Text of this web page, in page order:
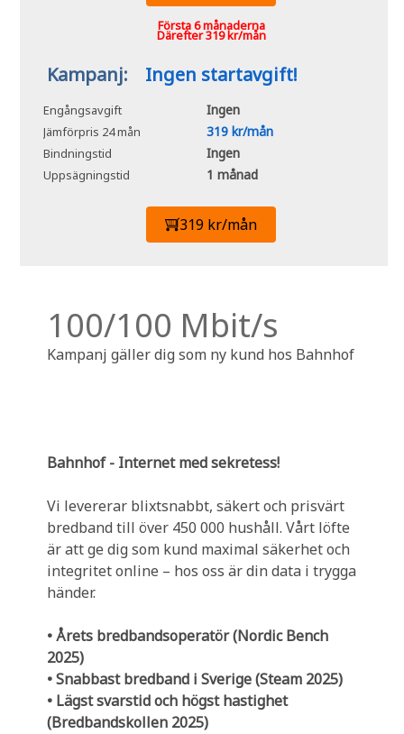
Första 6 månaderna
Därefter 319 kr/mån
Kampanj: Ingen startavgift!
Engångsavgift Ingen
Jämförpris 24 mån 319 kr/mån
Bindningstid Ingen
Uppsägningstid 1 månad
319 kr/mån
100/100 Mbit/s
Kampanj gäller dig som ny kund hos Bahnhof
Bahnhof - Internet med sekretess!
Vi levererar blixtsnabbt, säkert och prisvärt
bredband till över 450 000 hushåll. Vårt löfte
är att ge dig som kund maximal säkerhet och
integritet online – hos oss är din data i trygga
händer.
• Årets bredbandsoperatör (Nordic Bench
2025)
• Snabbast bredband i Sverige (Steam 2025)
• Lägst svarstid och högst hastighet
(Bredbandskollen 2025)